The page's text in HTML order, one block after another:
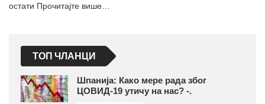
остати Прочитајте више…
ТОП ЧЛАНЦИ
Шпанија: Како мере рада због
ЦОВИД-19 утичу на нас? -.